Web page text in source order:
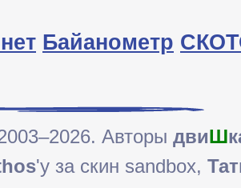
Байанометр
Авторы двиШ
'у за скин sandbox,